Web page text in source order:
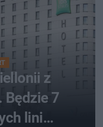
z
Będzie 7
lini